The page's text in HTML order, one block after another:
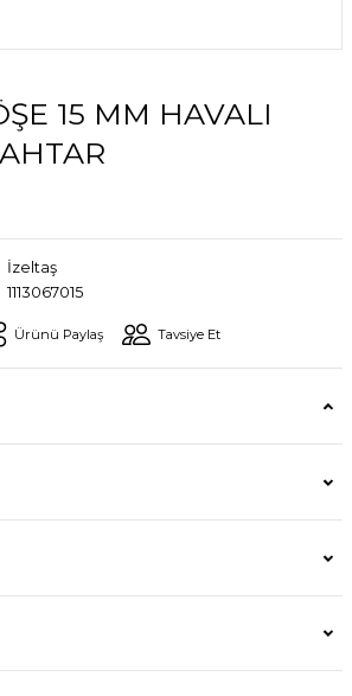
15 MM HAVALI
İzeltaş
1113067015
Ürünü Paylaş Tavsiye Et